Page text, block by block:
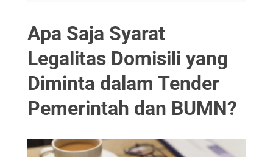
Apa Saja Syarat
Legalitas Domisili yang
Diminta dalam Tender
Pemerintah dan BUMN?